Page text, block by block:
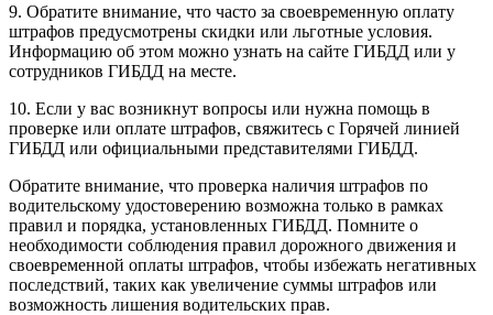
9. Обратите внимание, что часто за своевременную оплату
штрафов предусмотрены скидки или льготные условия.
Информацию об этом можно узнать на сайте ГИБДД или у
сотрудников ГИБДД на месте.
10. Если у вас возникнут вопросы или нужна помощь в
проверке или оплате штрафов, свяжитесь с Горячей линией
ГИБДД или официальными представителями ГИБДД.
Обратите внимание, что проверка наличия штрафов по
водительскому удостоверению возможна только в рамках
правил и порядка, установленных ГИБДД. Помните о
необходимости соблюдения правил дорожного движения и
своевременной оплаты штрафов, чтобы избежать негативных
последствий, таких как увеличение суммы штрафов или
возможность лишения водительских прав.